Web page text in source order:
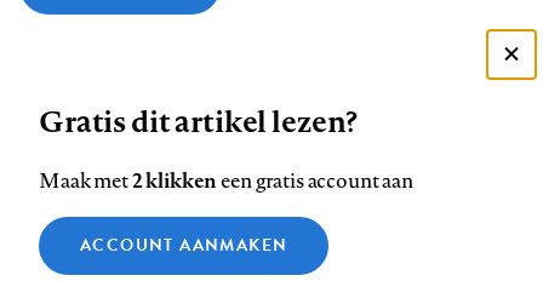
ons
op
Facebook
ons
op
LinkedIn
ons
op
Bluesky
ons
op
Instagram
ons
op
YouTube
ons
Footer
Contact Colofon Disclaimer Privacy
Medische vragen verdienen
Zie onze cookie policy
Analytische cookies
Gratis dit artikel lezen?
Maak met2 klikkeneen gratis account aan
ACCOUNT AANMAKEN